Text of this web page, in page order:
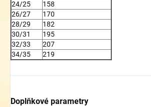
24/25
158
26/27
170
28/29
182
30/31
195
32/33
207
34/35
219
Doplňkové parametry